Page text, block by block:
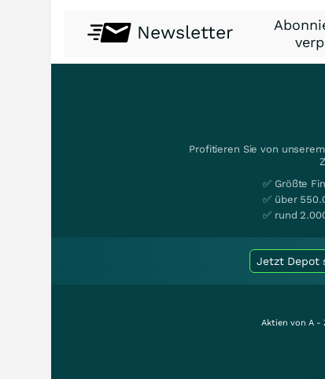
Newsletter
Profitieren Sie von
✅ Größte
✅ über
✅ rund
Jetzt Depot
Aktien von A -